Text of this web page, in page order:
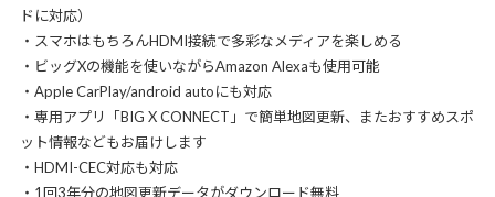
ドに対応）
・スマホはもちろんHDMI接続で多彩なメディアを楽しめる
・ビッグXの機能を使いながらAmazon Alexaも使用可能
・Apple CarPlay/android autoにも対応
・専用アプリ「BIG X CONNECT」で簡単地図更新、またおすすめスポ
ット情報などもお届けします
・HDMI-CEC対応も対応
・1回3年分の地図更新データがダウンロード無料